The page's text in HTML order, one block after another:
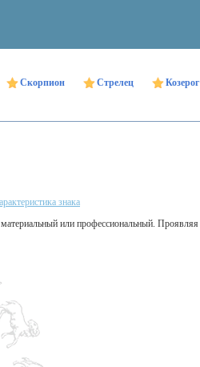
Скорпион Стрелец
Козерог
знака
или профессиональный. Проявляя